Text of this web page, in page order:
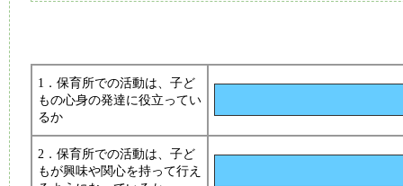
1．保育所での活動は、子ど
もの心身の発達に役立ってい
るか
2．保育所での活動は、子ど
もが興味や関心を持って行え